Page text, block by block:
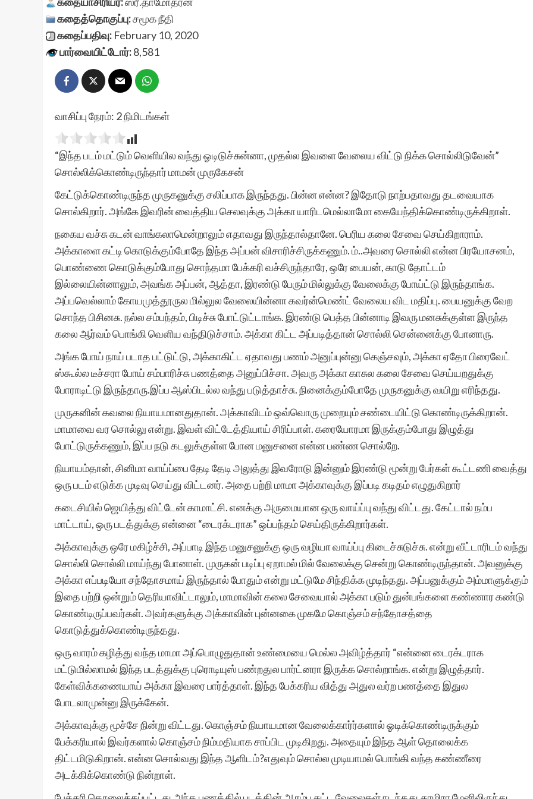
கதைத்தொகுப்பு:சமூக நீதி
கதைப்பதிவு: February 10, 2020
பார்வையிட்டோர்:8,581
வாசிப்பு நேரம்: 2நிமிடங்கள்
“இந்த படம் மட்டும் வெளியில வந்து ஓடிடுச்சுன்னா, முதல்ல இவளை வேலைய விட்டு நிக்க சொல்லிடுவேன்”
சொல்லிக்கொண்டிருந்தார் மாமன் முருகேசன்
கேட்டுக்கொண்டிருந்த முருகனுக்கு சலிப்பாக இருந்தது. பின்ன என்ன? இதோடு நாற்பதாவது தடவையாக
சொல்கிறார். அங்கே இவரின் வைத்திய செலவுக்கு அக்கா யாரிடமெல்லாமோ கையேந்திக்கொண்டிருக்கிறாள்.
நகைய வச்சு கடன் வாங்கலாமென்றாலும் எதாவது இருந்தால்தானே. பெரிய கலை சேவை செய்கிறாராம்.
அக்காளை கட்டி கொடுக்கும்போதே இந்த அப்பன் விசாரிச்சிருக்கணும். ம்..அவரை சொல்லி என்ன பிரயோசனம்,
பொண்ணை கொடுக்கும்போது சொந்தமா பேக்கரி வச்சிருந்தாரே, ஒரே பையன், காடு தோட்டம்
இல்லையின்னாலும், அவங்க அப்பன், ஆத்தா, இரண்டு பேரும் மில்லுக்கு வேலைக்கு போய்ட்டு இருந்தாங்க.
அப்பவெல்லாம் கோயமுத்தூருல மில்லுல வேலையின்னா கவர்ன்மெண்ட் வேலைய விட மதிப்பு. பையனுக்கு வேற
சொந்த பிசினசு. நல்ல சம்பந்தம், பிடிச்சு போட்டுட்டாங்க. இரண்டு பெத்த பின்னாடி இவரு மனசுக்குள்ள இருந்த
கலை ஆர்வம் பொங்கி வெளிய வந்திடுச்சாம். அக்கா கிட்ட அப்படித்தான் சொல்லி சென்னைக்கு போனாரு.
அங்க போய் நாய் படாத பட்டுட்டு, அக்காகிட்ட ஏதாவது பணம் அனுப்புன்னு கெஞ்சவும், அக்கா ஏதோ பிரைவேட்
ஸ்கூல்ல டீச்சரா போய் சம்பாரிச்சு பணத்தை அனுப்பிச்சா. அவரு அக்கா காசுல கலை சேவை செய்யறதுக்கு
போராடிட்டு இருந்தாரு.இப்ப ஆஸ்பிடல்ல வந்து படுத்தாச்சு. நினைக்கும்போதே முருகனுக்கு வயிறு எரிந்தது.
முருகனின் கவலை நியாயமானதுதான். அக்காவிடம் ஒவ்வொரு முறையும் சண்டையிட்டு கொண்டிருக்கிறான்.
மாமாவை வர சொல்லு என்று. இவள் விட்டேத்தியாய் சிரிப்பாள். கரையோரமா இருக்கும்போது இழுத்து
போட்டுருக்கணும், இப்ப நடு கடலுக்குள்ள போன மனுசனை என்ன பண்ண சொல்றே.
நியாயம்தான், சினிமா வாய்ப்பை தேடி தேடி அலுத்து இவரோடு இன்னும் இரண்டு மூன்று பேர்கள் கூட்டணி வைத்து
ஒரு படம் எடுக்க முடிவு செய்து விட்டனர். அதை பற்றி மாமா அக்காவுக்கு இப்படி கடிதம் எழுதுகிறார்
கடைசியில் ஜெயித்து விட்டேன் காமாட்சி. எனக்கு அருமையான ஒரு வாய்ப்பு வந்து விட்டது. கேட்டால் நம்ப
மாட்டாய், ஒரு படத்துக்கு என்னை “டைரக்டராக” ஒப்பந்தம் செய்திருக்கிறார்கள்.
அக்காவுக்கு ஒரே மகிழ்ச்சி, அப்பாடி இந்த மனுசனுக்கு ஒரு வழியா வாய்ப்பு கிடைச்சுடுச்சு. என்று வீட்டாரிடம் வந்து
சொல்லி சொல்லி மாய்ந்து போனாள். முருகன் படிப்பு ஏறாமல் மில் வேலைக்கு சென்று கொண்டிருந்தான். அவனுக்கு
அக்கா எப்படியோ சந்தோசமாய் இருந்தால் போதும் என்று மட்டுமே சிந்திக்க முடிந்தது. அப்பனுக்கும் அம்மாளுக்கும்
இதை பற்றி ஒன்றும் தெரியாவிட்டாலும், மாமாவின் கலை சேவையால் அக்கா படும் துன்பங்களை கண்ணார கண்டு
கொண்டிருப்பவர்கள். அவர்களுக்கு அக்காவின் புன்னகை முகமே கொஞ்சம் சந்தோசத்தை
கொடுத்துக்கொண்டிருந்தது.
ஒரு வாரம் கழித்து வந்த மாமா அப்பொழுதுதான் உண்மையை மெல்ல அவிழ்த்தார் “என்னை டைரக்டராக
மட்டுமில்லாமல் இந்த படத்துக்கு புரொடியுஸ் பண்றதுல பார்ட்னரா இருக்க சொல்றாங்க. என்று இழுத்தார்.
கேள்விக்கணையாய் அக்கா இவரை பார்த்தாள். இந்த பேக்கரிய வித்து அதுல வர்ற பணத்தை இதுல
போடலாமுன்னு இருக்கேன்.
அக்காவுக்கு மூச்சே நின்று விட்டது. கொஞ்சம் நியாயமான வேலைக்கார்ர்களால் ஓடிக்கொண்டிருக்கும்
பேக்கரியால் இவர்களால் கொஞ்சம் நிம்மதியாக சாப்பிட முடிகிறது. அதையும் இந்த ஆள் தொலைக்க
திட்டமிடுகிறான். என்ன சொல்வது இந்த ஆளிடம்?எதுவும் சொல்ல முடியாமல் பொங்கி வந்த கண்ணீரை
அடக்கிக்கொண்டு நின்றாள்.
சுயமாக ஏற்படும்
எண்ணங்கள் தவிர
மனிதர்களுக்கு வாழ்க்கை
அனுபவங்கள் மூலம் நிறைய
எண்ணங்களையும், மனதில்
பதியும் அளவுக்கு சில
நினைவுகளையும்
உண்டாக்குகிறது.
இவைகளை எழுத்து
வடிவில் கொண்டு வர என்